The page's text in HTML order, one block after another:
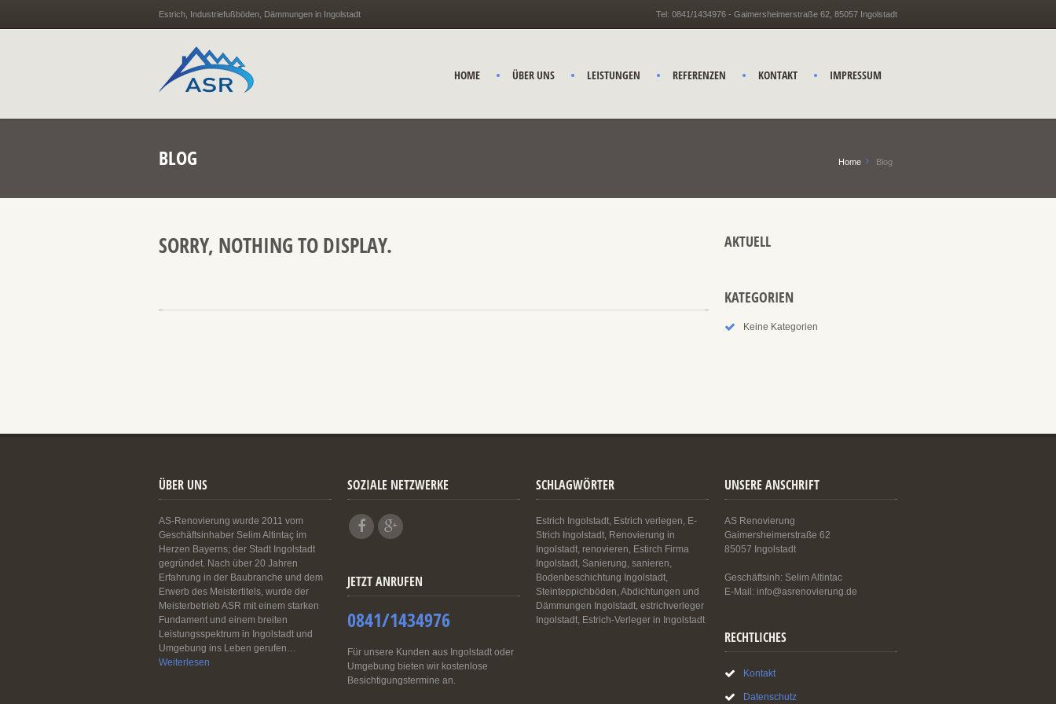
Estrich, Industriefußböden, Dämmungen in Ingolstadt Tel: 0841/1434976 - Gaimersheimerstraße 62, 85057 Ingolstadt
HOME ÜBER UNS LEISTUNGEN REFERENZEN KONTAKT IMPRESSUM
BLOG Home Blog
SORRY, NOTHING TO DISPLAY. AKTUELL
KATEGORIEN
Keine Kategorien
ÜBER UNS
AS-Renovierung wurde 2011 vom
Geschäftsinhaber Selim Altintaç im
Herzen Bayerns; der Stadt Ingolstadt
gegründet. Nach über 20 Jahren
Erfahrung in der Baubranche und dem
Erwerb des Meistertitels, wurde der
Meisterbetrieb ASR mit einem starken
Fundament und einem breiten
Leistungsspektrum in Ingolstadt und
Umgebung ins Leben gerufen…
Weiterlesen
SOZIALE NETZWERKE
JETZT ANRUFEN
0841/1434976
Für unsere Kunden aus Ingolstadt oder
Umgebung bieten wir kostenlose
Besichtigungstermine an.
SCHLAGWÖRTER
Estrich Ingolstadt, Estrich verlegen, E-
Strich Ingolstadt, Renovierung in
Ingolstadt, renovieren, Estirch Firma
Ingolstadt, Sanierung, sanieren,
Bodenbeschichtung Ingolstadt,
Steinteppichböden, Abdichtungen und
Dämmungen Ingolstadt, estrichverleger
Ingolstadt, Estrich-Verleger in Ingolstadt
UNSERE ANSCHRIFT
AS Renovierung
Gaimersheimerstraße 62
85057 Ingolstadt
Geschäftsinh: Selim Altintac
E-Mail: info@asrenovierung.de
RECHTLICHES
Kontakt
Datenschutz